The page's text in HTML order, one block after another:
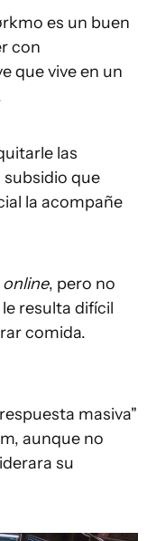
es un buen
con
que vive en un
las
subsidio que
la acompañe
online, pero no
resulta difícil
comida.
masiva"
aunque no
su